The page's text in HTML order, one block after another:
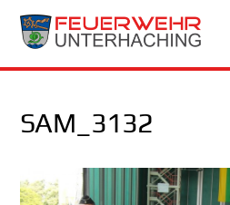
Skip
SAM_3132